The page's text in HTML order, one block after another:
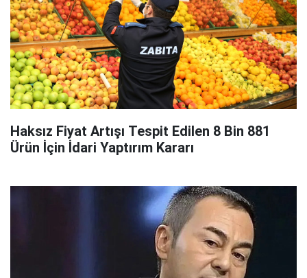
Haksız Fiyat Artışı Tespit Edilen 8 Bin 881
Ürün İçin İdari Yaptırım Kararı